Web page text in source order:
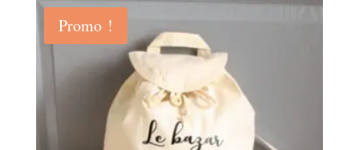
était :
20,00 €.
est :
15,00 €.
Promo !